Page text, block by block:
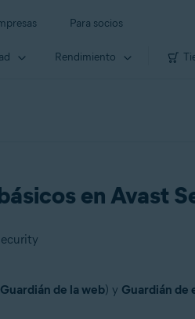
Para socios
Rendimiento
en Avast
Guardián de la web) y Guardián de